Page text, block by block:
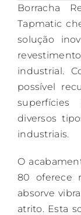
Borracha
Tapmatic
solução
industrial.
possível
superfícies
diversos
industriais.
O
80 oferece
absorve
atrito. Esta